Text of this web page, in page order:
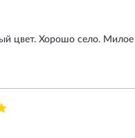
цвет. Хорошо село.